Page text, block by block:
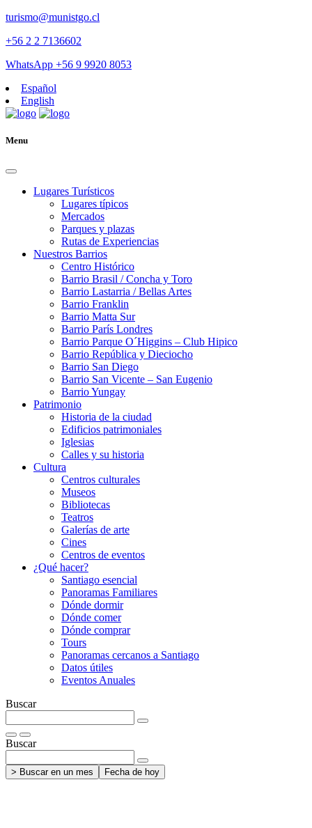
turismo@munistgo.cl
+56 2 2 7136602
WhatsApp +56 9 9920 8053
Español
English
Menu
Lugares Turísticos
Lugares tí­picos
Mercados
Parques y plazas
Rutas de Experiencias
Nuestros Barrios
Centro Histórico
Barrio Brasil / Concha y Toro
Barrio Lastarria / Bellas Artes
Barrio Franklin
Barrio Matta Sur
Barrio Parí­s Londres
Barrio Parque O´Higgins – Club Hipico
Barrio República y Dieciocho
Barrio San Diego
Barrio San Vicente – San Eugenio
Barrio Yungay
Patrimonio
Historia de la ciudad
Edificios patrimoniales
Iglesias
Calles y su historia
Cultura
Centros culturales
Museos
Bibliotecas
Teatros
Galerí­as de arte
Cines
Centros de eventos
¿Qué hacer?
Santiago esencial
Panoramas Familiares
Dónde dormir
Dónde comer
Dónde comprar
Tours
Panoramas cercanos a Santiago
Datos útiles
Eventos Anuales
Buscar
Buscar
> Buscar en un mes Fecha de hoy